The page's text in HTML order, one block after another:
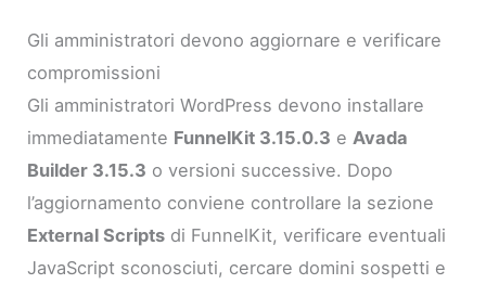
Gli amministratori devono aggiornare e verificare
compromissioni
Gli amministratori WordPress devono installare
immediatamente FunnelKit 3.15.0.3 eAvada
Builder 3.15.3 o versioni successive. Dopo
l’aggiornamento conviene controllare la sezione
External Scripts di FunnelKit, verificare eventuali
JavaScript sconosciuti, cercare domini sospetti e